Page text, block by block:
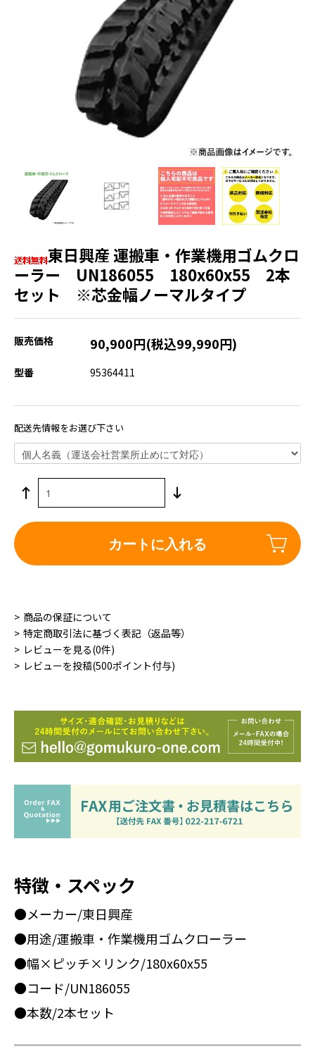
東日興産 運搬車・作業機用ゴムクロ
ーラー UN186055 180x60x55 2本
セット ※芯金幅ノーマルタイプ
販売価格 90,900円(税込99,990円)
型番 95364411
配送先情報をお選び下さい
カートに入れる
商品の保証について
特定商取引法に基づく表記（返品等）
レビューを見る(0件)
レビューを投稿(500ポイント付与)
特徴・スペック
●メーカー/東日興産
●用途/運搬車・作業機用ゴムクローラー
●幅×ピッチ×リンク/180x60x55
●コード/UN186055
●本数/2本セット